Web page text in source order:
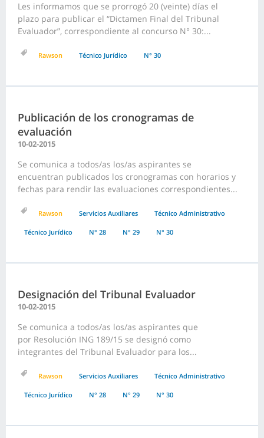
Les informamos que se prorrogó 20 (veinte) días el
plazo para publicar el “Dictamen Final del Tribunal
Evaluador”, correspondiente al concurso N° 30:...
Rawson Técnico Jurídico N° 30
Publicación de los cronogramas de
evaluación
10-02-2015
Se comunica a todos/as los/as aspirantes se
encuentran publicados los cronogramas con horarios y
fechas para rendir las evaluaciones correspondientes...
Rawson Servicios Auxiliares Técnico Administrativo
Técnico Jurídico N° 28 N° 29 N° 30
Designación del Tribunal Evaluador
10-02-2015
Se comunica a todos/as los/as aspirantes que
por Resolución ING 189/15 se designó como
integrantes del Tribunal Evaluador para los...
Rawson Servicios Auxiliares Técnico Administrativo
Técnico Jurídico N° 28 N° 29 N° 30